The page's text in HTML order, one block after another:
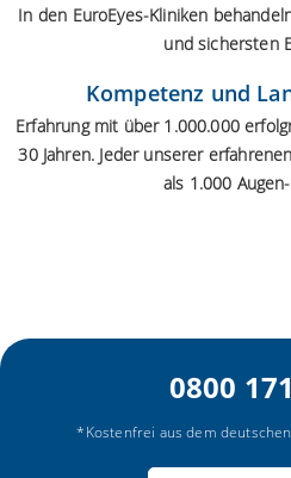
In den EuroEyes-Kliniken
und sichersten
Kompetenz und
Erfahrung mit über 1.000.000
30 Jahren. Jeder unserer
als 1.000
0800
*Kostenfrei aus dem